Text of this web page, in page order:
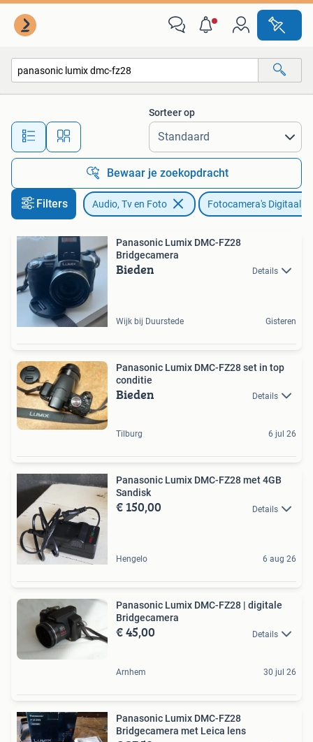
Alle afstanden…
Sorteer op
Bewaar je zoekopdracht
Filters Audio, Tv en Foto Fotocamera's Digitaal
Panasonic Lumix DMC-FZ28
Bridgecamera
Bieden Details
Wijk bij Duurstede Gisteren
Panasonic Lumix DMC-FZ28 set in top
conditie
Bieden Details
Tilburg 6 jul 26
Panasonic Lumix DMC-FZ28 met 4GB
Sandisk
€ 150,00 Details
Hengelo 6 aug 26
Panasonic Lumix DMC-FZ28 | digitale
Bridgecamera
€ 45,00 Details
Arnhem 30 jul 26
Panasonic Lumix DMC-FZ28
Bridgecamera met Leica lens